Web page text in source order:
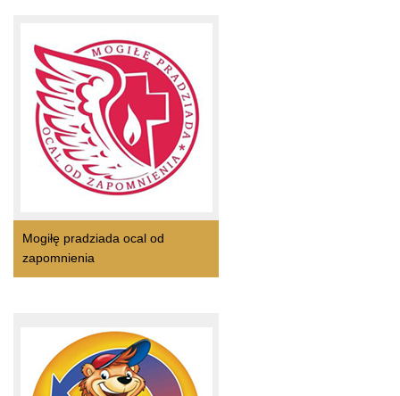
Mogiłę pradziada ocal od
zapomnienia